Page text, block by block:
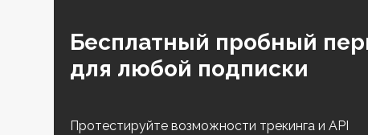
Бесплатный пробный
для любой подписки
Протестируйте возможности трекинга и API